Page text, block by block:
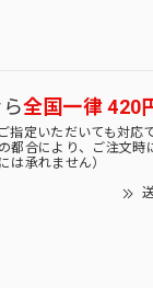
全国一律 420
指定いただいても対応
都合により、ご注文時
は承れません）